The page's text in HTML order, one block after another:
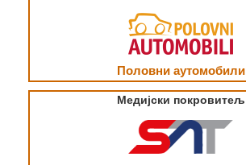
Половни аутомобили
Медијски покровитељ